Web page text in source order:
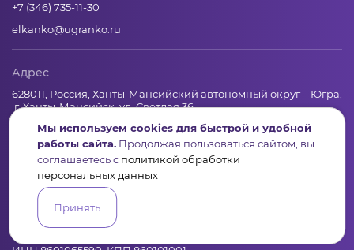
+7 (346) 735-11-30
elkanko@ugranko.ru
Адрес
628011, Россия, Ханты-Мансийский автономный округ – Югра,
г. Ханты-Мансийск, ул. Светлая 36
Юридическая информация
Региональный грантооператор Фонд «Центр гражданских и
социальных инициатив Югры»
Юридический и почтовый адрес: 628011, Ханты-Мансийск,
ул.Светлая, 36
Мы используем cookies для быстрой и удобной
работы сайта. Продолжая пользоваться сайтом, вы
соглашаетесь с политикой обработки
персональных данных
Принять